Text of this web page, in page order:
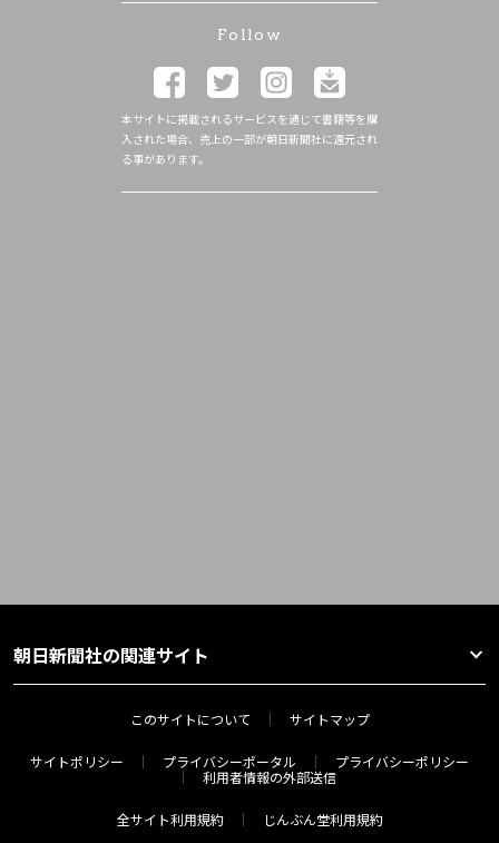
Follow
本サイトに掲載されるサービスを通じて書籍等を購
入された場合、売上の一部が朝日新聞社に還元され
る事があります。
朝日新聞社の関連サイト
このサイトについて サイトマップ
サイトポリシー プライバシーポータル
プライバシーポリシー
利用者情報の外部送信
全サイト利用規約 じんぶん堂利用規約